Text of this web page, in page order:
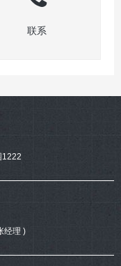
联系
1222
经理 )